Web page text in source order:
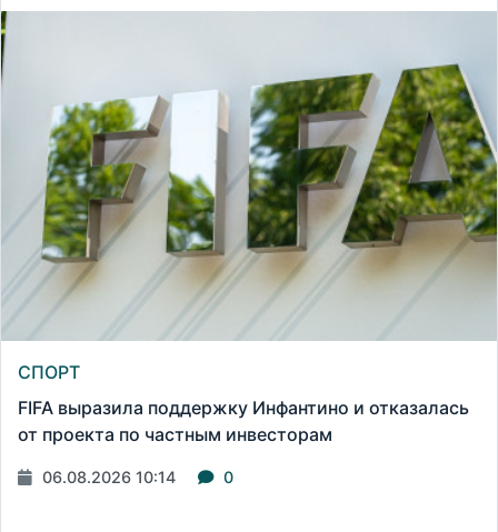
СПОРТ
FIFA выразила поддержку Инфантино и отказалась
от проекта по частным инвесторам
06.08.2026 10:14 0